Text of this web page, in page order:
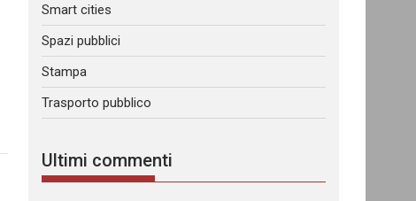
Smart cities
Spazi pubblici
Stampa
Trasporto pubblico
Ultimi commenti